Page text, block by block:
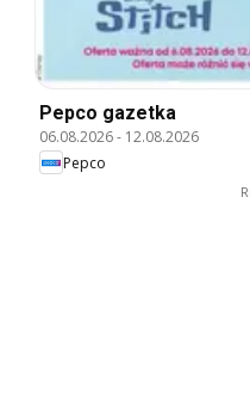
Pepco gazetka
06.08.2026- 12.08.2026
Pepco